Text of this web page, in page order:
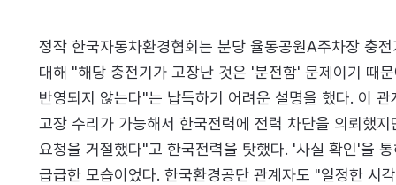
정작 한국자동차환경협회는 분당 율동공원A주차장 충
대해 "해당 충전기가 고장난 것은 '분전함' 문제이기 때
반영되지 않는다"는 납득하기 어려운 설명을 했다. 이
고장 수리가 가능해서 한국전력에 전력 차단을 의뢰했
요청을 거절했다"고 한국전력을 탓했다. '사실 확인'을
급급한 모습이었다. 한국환경공단 관계자도 "일정한 시